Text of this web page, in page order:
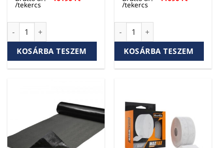
/tekercs
UNIBIT GV 35 OXIDBITUMENES LEMEZ ECO mennyiség
KOSÁRBA TESZEM
/tekercs
UNIBIT GV 35 PREMIUM
KOSÁRBA TESZEM